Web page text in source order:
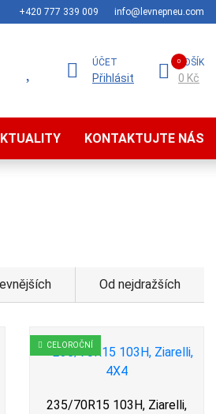
+420 777 339 009 info@levnepneu.com
ÚČET
Přihlásit
KOŠÍK
0 Kč
KONTAKTUJTE NÁS
Od nejdražších
CELOROČNÍ
235/70R15 103H, Ziarelli,